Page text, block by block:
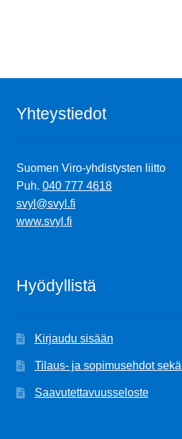
Yhteystiedot
Suomen Viro-yhdistysten liitto
Puh. 040 777 4618
svyl@svyl.fi
www.svyl.fi
Hyödyllistä
Kirjaudu sisään
Tilaus- ja sopimusehdot
Saavutettavuusseloste